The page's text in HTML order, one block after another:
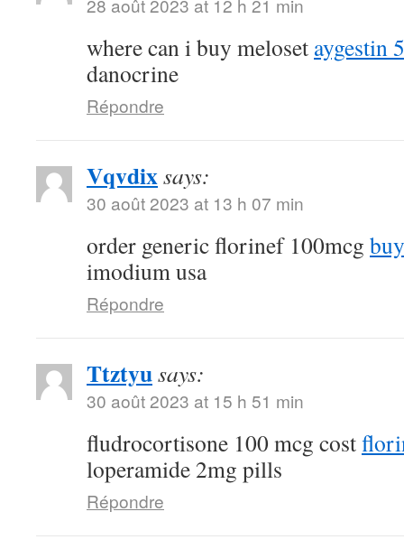
28 août 2023 at 12 h 21 min
where can i buy meloset aygestin
danocrine
Répondre
Vqvdixsays:
30 août 2023 at 13 h 07 min
order generic florinef 100mcg
imodium usa
Répondre
Ttztyusays:
30 août 2023 at 15 h 51 min
fludrocortisone 100 mcg cost
loperamide 2mg pills
Répondre